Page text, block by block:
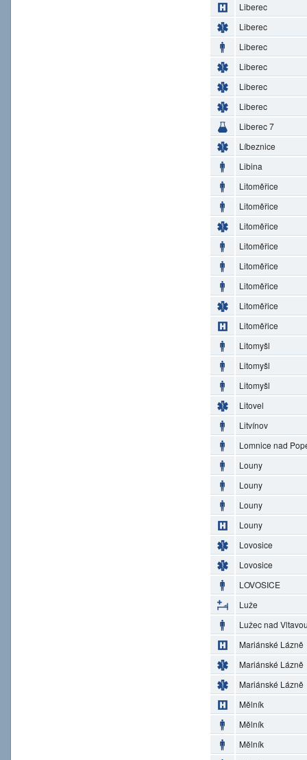
Liberec
Liberec
Liberec
Liberec
Liberec
Liberec
Liberec 7
Líbeznice
Libina
Litoměřice
Litoměřice
Litoměřice
Litoměřice
Litoměřice
Litoměřice
Litoměřice
Litoměřice
Litomyšl
Litomyšl
Litomyšl
Litovel
Litvínov
Lomnice nad
Louny
Louny
Louny
Louny
Lovosice
Lovosice
LOVOSICE
Luže
Lužec nad
Mariánské Lázně
Mariánské Lázně
Mariánské Lázně
Mělník
Mělník
Mělník